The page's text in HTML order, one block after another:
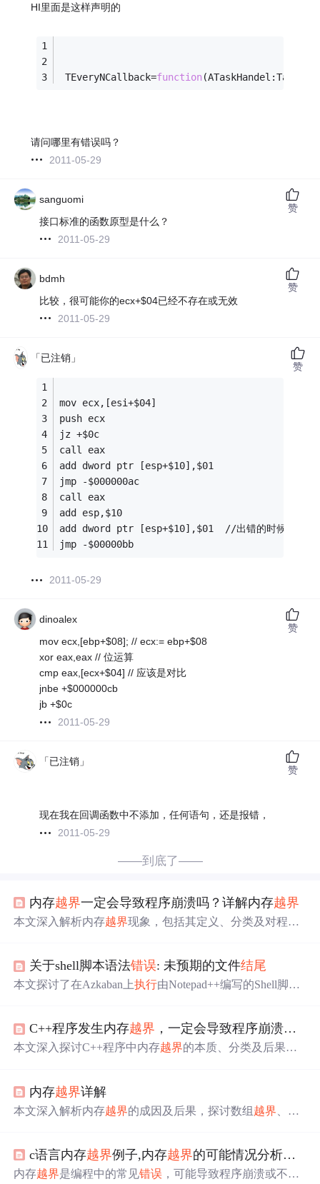
HI里面是这样声明的
TEveryNCallback=function
请问哪里有错误吗？
2011-05-29
sanguomi
接口标准的函数原型是什么？
2011-05-29
赞
bdmh
比较，很可能你的ecx+$04已经不存在或无效
2011-05-29
赞
「已注销」
mov ecx,[esi+$04]
push ecx
jz +$0c
call eax
add dword ptr [esp+$10],$01
jmp -$000000ac
call eax
add esp,$10
add dword ptr [esp+$10],$01  //出错的时候跳到这
jmp -$00000bb
2011-05-29
赞
dinoalex
mov ecx,[ebp+$08]; // ecx:= ebp+$08
xor eax,eax // 位运算
cmp eax,[ecx+$04] // 应该是对比
jnbe +$000000cb
jb +$0c
2011-05-29
赞
「已注销」
现在我在回调函数中不添加，任何语句，还是报错，
2011-05-29
赞
——到底了——
内存越界一定会导致程序崩溃吗？详解内存越界
本文深入解析内存越界现象，包括其定义、分类及对程序
关于shell脚本语法错误: 未预期的文件结尾
本文探讨了在Azkaban上执行由Notepad++编写的Shell脚本
调整行结尾格式以确保脚本在Linux系统或Azkaban上的成
功执行 。
C++程序发生内存越界 ，一定会导致程序崩溃吗？详解内存
本文深入探讨C++程序中内存越界的本质、分类及后果，
系统级内存访问违例而崩溃。文章结合数组读写
py/memcpy误用等典型场景，剖析栈/堆/全局区内存越界
内存越界详解
本文深入解析内存越界的成因及后果，探讨数组 越界 、字
c语言内存越界例子,内存越界的可能情况分析，C语言内存
内存越界是编程中的常见错误 ，可能导致程序崩溃或不可